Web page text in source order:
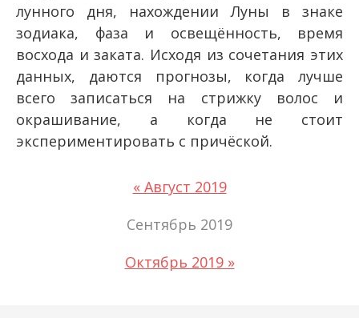
лунного дня, нахождении Луны в знаке
зодиака, фаза и освещённость, время
восхода и заката. Исходя из сочетания этих
данных, даются прогнозы, когда лучше
всего записаться на стрижку волос и
окрашивание, а когда не стоит
экспериментировать с причёской.
« Август 2019
Сентябрь 2019
Октябрь 2019 »